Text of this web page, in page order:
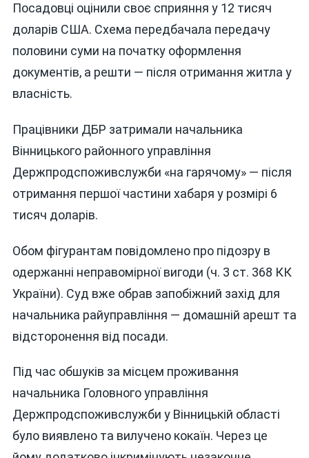
Посадовці оцінили своє сприяння у 12 тисяч
доларів США. Схема передбачала передачу
половини суми на початку оформлення
документів, а решти — після отримання житла у
власність.
Працівники ДБР затримали начальника
Вінницького районного управління
Держпродспоживслужби «на гарячому» — після
отримання першої частини хабаря у розмірі 6
тисяч доларів.
Обом фігурантам повідомлено про підозру в
одержанні неправомірної вигоди (ч. 3 ст. 368 КК
України). Суд вже обрав запобіжний захід для
начальника райуправління — домашній арешт та
відсторонення від посади.
Під час обшуків за місцем проживання
начальника Головного управління
Держпродспоживслужби у Вінницькій області
було виявлено та вилучено кокаїн. Через це